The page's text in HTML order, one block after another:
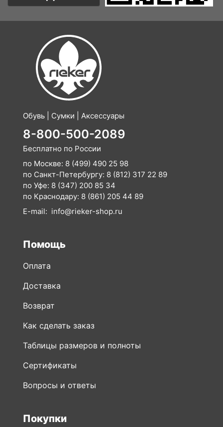
Обувь | Сумки | Аксессуары
8-800-500-2089
Бесплатно по России
по Москве: 8 (499) 490 25 98
по Санкт-Петербургу: 8 (812) 317 22 89
по Уфе: 8 (347) 200 85 34
по Краснодару: 8 (861) 205 44 89
E-mail: info@rieker-shop.ru
Помощь
Оплата
Доставка
Возврат
Как сделать заказ
Таблицы размеров и полноты
Сертификаты
Вопросы и ответы
Покупки